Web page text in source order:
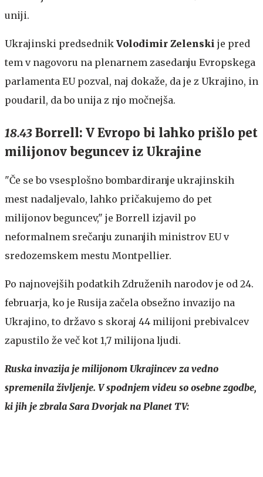
uniji.
Ukrajinski predsednik Volodimir Zelenski je pred
tem v nagovoru na plenarnem zasedanju Evropskega
parlamenta EU pozval, naj dokaže, da je z Ukrajino, in
poudaril, da bo unija z njo močnejša.
18.43 Borrell: V Evropo bi lahko prišlo pet
milijonov beguncev iz Ukrajine
"Če se bo vsesplošno bombardiranje ukrajinskih
mest nadaljevalo, lahko pričakujemo do pet
milijonov beguncev," je Borrell izjavil po
neformalnem srečanju zunanjih ministrov EU v
sredozemskem mestu Montpellier.
Po najnovejših podatkih Združenih narodov je od 24.
februarja, ko je Rusija začela obsežno invazijo na
Ukrajino, to državo s skoraj 44 milijoni prebivalcev
zapustilo že več kot 1,7 milijona ljudi.
Ruska invazija je milijonom Ukrajincev za vedno
spremenila življenje. V spodnjem videu so osebne zgodbe,
ki jih je zbrala Sara Dvorjak na Planet TV: